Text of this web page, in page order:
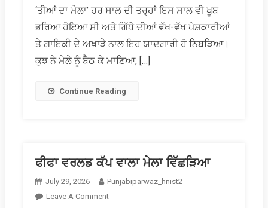
ਰੌਣਕਾਂ
ਤੇ
ਗਾਇਕੀ
ਰੰਗ
‘ਤੀਆਂ ਦਾ ਮੇਲਾ’ ਹਰ ਸਾਲ ਦੀ ਤਰ੍ਹਾਂ ਇਸ ਸਾਲ ਵੀ ਖੂਬ
ਭਰਿਆ ਹੋਇਆ ਸੀ ਅਤੇ ਗਿੱਧੇ ਦੀਆਂ ਵੱਖ-ਵੱਖ ਪੇਸ਼ਕਾਰੀਆਂ
ਤੇ ਗਾਇਕੀ ਦੇ ਅਖਾੜੇ ਨਾਲ ਇਹ ਯਾਦਗਾਰੀ ਹੋ ਨਿਬੜਿਆ।
ਕੁਝ ਨੇ ਮੇਲੇ ਨੂੰ ਬੈਠ ਕੇ ਮਾਣਿਆ, […]
Continue Reading
ਫੀਫਾ ਵਰਲਡ ਕੱਪ ਵਾਲਾ ਮੇਲਾ ਵਿੱਛੜਿਆ
July 29, 2026
Punjabiparwaz_hnist2
Leave A CommentOn